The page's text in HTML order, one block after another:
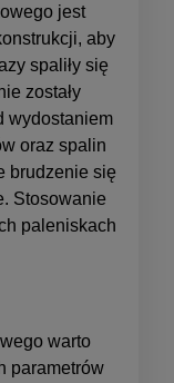
jest
aby
spaliły się
zostały
wydostaniem
oraz spalin
brudzenie się
Stosowanie
paleniskach
warto
parametrów